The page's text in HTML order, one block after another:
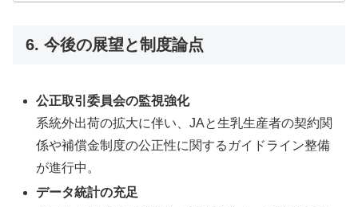
6. 今後の展望と制度論点
公正取引委員会の監視強化
系統外出荷の拡大に伴い、JAと生乳生産者の契約関
係や補償金制度の公正性に関するガイドライン整備
が進行中。
データ統計の充足